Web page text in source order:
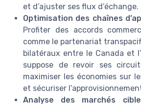
et d’ajuster ses flux d’échange.
Optimisation des chaînes
Profiter des accords
comme le partenariat
bilatéraux entre le Canada et
suppose de revoir ses
maximiser les économies sur
et sécuriser
Analyse des marchés